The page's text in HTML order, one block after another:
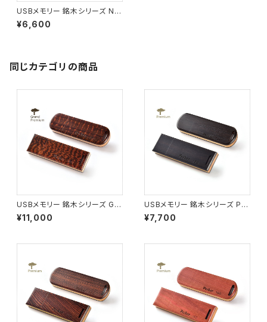
USBメモリー 銘木シリーズ N15
パープルハート ロング(16G)
¥6,600
同じカテゴリの商品
USBメモリー 銘木シリーズ G0
1 スネークウッド ロング(16G)
¥11,000
USBメモリー 銘木シリーズ P01
グラナディラ ロング(16G)
¥7,700